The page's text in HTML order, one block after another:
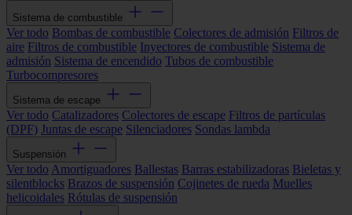
Sistema de combustible
Ver todo Bombas de combustible Colectores de admisión Filtros de
aire Filtros de combustible Inyectores de combustible Sistema de
admisión Sistema de encendido Tubos de combustible
Turbocompresores
Sistema de escape
Ver todo Catalizadores Colectores de escape Filtros de partículas
(DPF) Juntas de escape Silenciadores Sondas lambda
Suspensión
Ver todo Amortiguadores Ballestas Barras estabilizadoras Bieletas y
silentblocks Brazos de suspensión Cojinetes de rueda Muelles
helicoidales Rótulas de suspensión